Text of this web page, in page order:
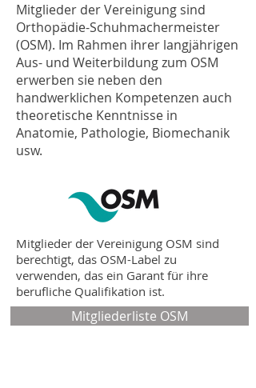
Mitglieder der Vereinigung sind
Orthopädie-Schuhmachermeister
(OSM). Im Rahmen ihrer langjährigen
Aus- und Weiterbildung zum OSM
erwerben sie neben den
handwerklichen Kompetenzen auch
theoretische Kenntnisse in
Anatomie, Pathologie, Biomechanik
usw.
Mitglieder der Vereinigung OSM sind
berechtigt, das OSM-Label zu
verwenden, das ein Garant für ihre
berufliche Qualifikation ist.
Mitgliederliste OSM